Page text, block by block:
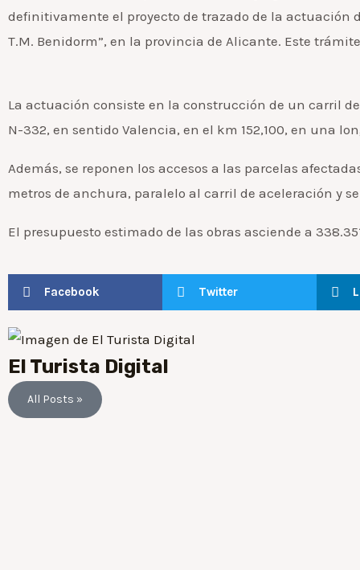
definitivamente el proyecto de trazado de la actuación
T.M. Benidorm”, en la provincia de Alicante. Este
La actuación consiste en la construcción de un carril
N-332, en sentido Valencia, en el km 152,100, en una
Además, se reponen los accesos a las parcelas
metros de anchura, paralelo al carril de aceleración y
El presupuesto estimado de las obras asciende a
Facebook Twitter
El Turista Digital
All Posts »